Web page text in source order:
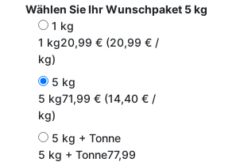
Wählen Sie Ihr Wunschpaket 5 kg
1 kg
1 kg20,99 € (20,99 € /
kg)
5 kg
5 kg71,99 € (14,40 € /
kg)
5 kg + Tonne
5 kg + Tonne77,99